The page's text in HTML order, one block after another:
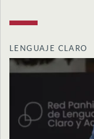
LENGUAJE CLARO